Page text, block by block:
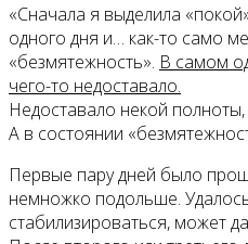
«Сначала я выделила
одного дня и… как-то само
«безмятежность». В самом
чего-то недоставало.
Недоставало некой
А в состоянии
Первые пару дней было
немножко подольше.
стабилизироваться, может